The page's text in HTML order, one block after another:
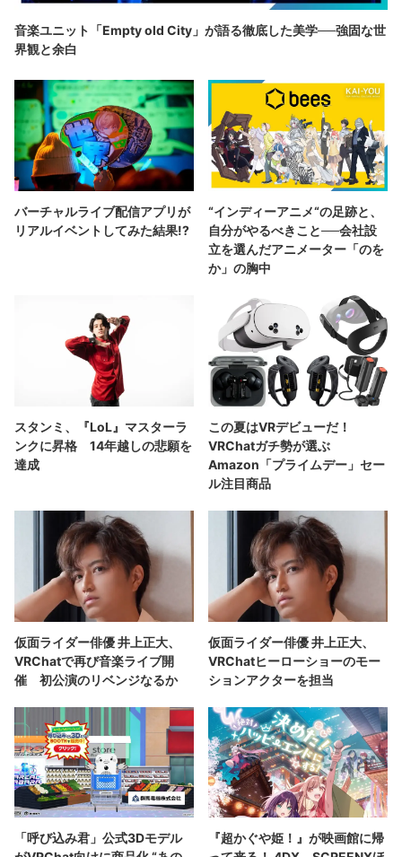
音楽ユニット「Empty old City」が語る徹底した美学──強固な世
界観と余白
バーチャルライブ配信アプリが
リアルイベントしてみた結果!?
“インディーアニメ“の足跡と、
自分がやるべきこと──会社設
立を選んだアニメーター「のを
か」の胸中
スタンミ、『LoL』マスターラ
ンクに昇格 14年越しの悲願を
達成
この夏はVRデビューだ！
VRChatガチ勢が選ぶ
Amazon「プライムデー」セー
ル注目商品
仮面ライダー俳優 井上正大、
VRChatで再び音楽ライブ開
催 初公演のリベンジなるか
仮面ライダー俳優 井上正大、
VRChatヒーローショーのモー
ションアクターを担当
「呼び込み君」公式3Dモデル
『超かぐや姫！』が映画館に帰